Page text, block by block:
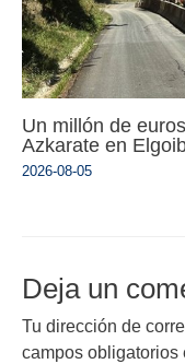
Un millón de
Azkarate en
2026-08-05
Deja un
Tu dirección de
campos obligatorios